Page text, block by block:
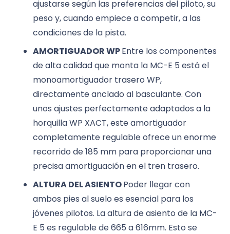
ajustarse según las preferencias del piloto, su
peso y, cuando empiece a competir, a las
condiciones de la pista.
AMORTIGUADOR WPEntre los componentes
de alta calidad que monta la MC-E 5 está el
monoamortiguador trasero WP,
directamente anclado al basculante. Con
unos ajustes perfectamente adaptados a la
horquilla WP XACT, este amortiguador
completamente regulable ofrece un enorme
recorrido de 185 mm para proporcionar una
precisa amortiguación en el tren trasero.
ALTURA DEL ASIENTOPoder llegar con
ambos pies al suelo es esencial para los
jóvenes pilotos. La altura de asiento de la MC-
E 5 es regulable de 665 a 616mm. Esto se